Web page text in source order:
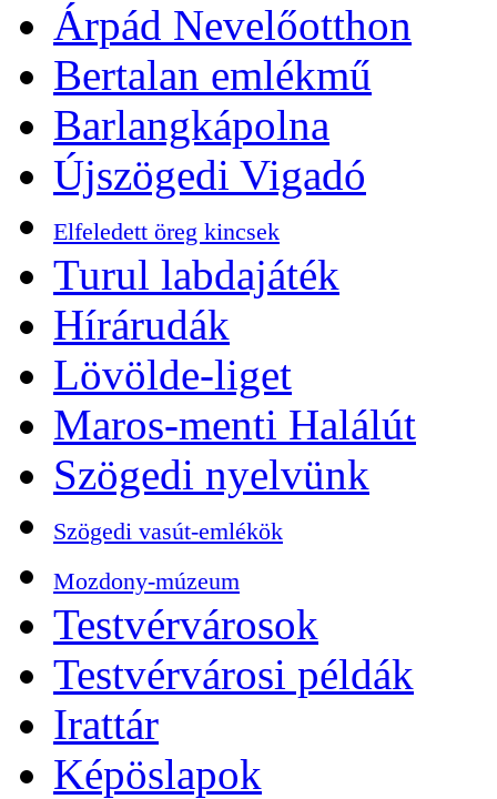
Árpád Nevelőotthon
Bertalan emlékmű
Barlangkápolna
Újszögedi Vigadó
Elfeledett öreg kincsek
Turul labdajáték
Hírárudák
Lövölde-liget
Maros-menti Halálút
Szögedi nyelvünk
Szögedi vasút-emlékök
Mozdony-múzeum
Testvérvárosok
Testvérvárosi példák
Irattár
Képöslapok